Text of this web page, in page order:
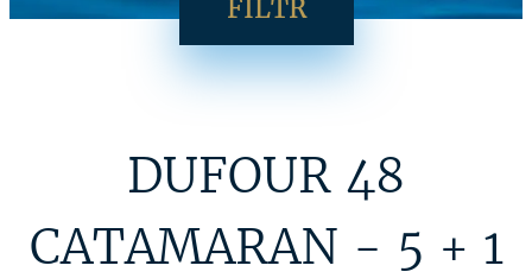
FILTR
DUFOUR 48
CATAMARAN - 5 + 1